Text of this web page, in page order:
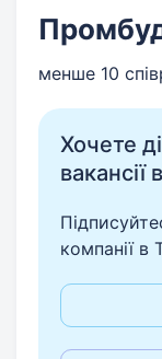
менше 10
Хочете
вакансії
компанії в